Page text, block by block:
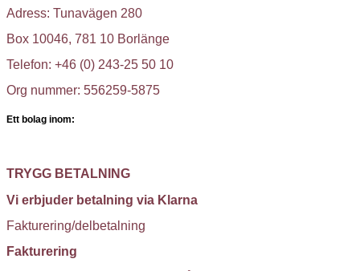
Adress: Tunavägen 280
Box 10046, 781 10 Borlänge
Telefon: +46 (0) 243-25 50 10
Org nummer: 556259-5875
Ett bolag inom:
TRYGG BETALNING
Vi erbjuder betalning via Klarna
Fakturering/delbetalning
Fakturering